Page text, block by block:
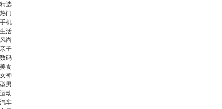
精选
热门
手机
生活
风尚
亲子
数码
美食
女神
型男
运动
汽车